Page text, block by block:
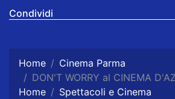
Condividi
Home
Cinema Parma
DON'T WORRY al CINEMA
Home
Spettacoli e Cinema